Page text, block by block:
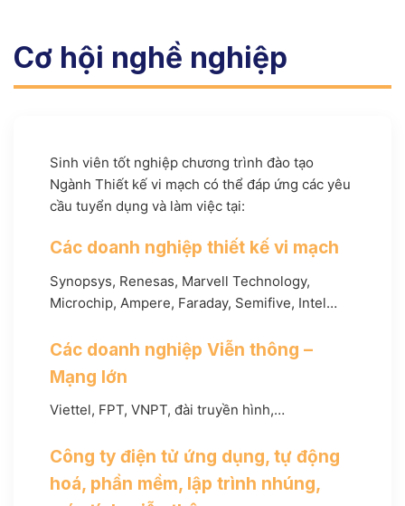
Cơ hội nghề nghiệp
Sinh viên tốt nghiệp chương trình đào tạo
Ngành Thiết kế vi mạch có thể đáp ứng các yêu
cầu tuyển dụng và làm việc tại:
Các doanh nghiệp thiết kế vi mạch
Synopsys, Renesas, Marvell Technology,
Microchip, Ampere, Faraday, Semifive, Intel…
Các doanh nghiệp Viễn thông –
Mạng lớn
Viettel, FPT, VNPT, đài truyền hình,…
Công ty điện tử ứng dụng, tự động
hoá, phần mềm, lập trình nhúng,